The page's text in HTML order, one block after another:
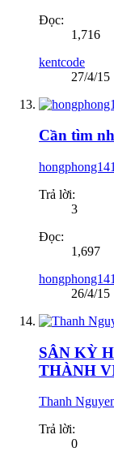
Đọc:
1,716
kentcode
27/4/15
Cần tìm
hongphong141
Trả lời:
3
Đọc:
1,697
hongphong141
26/4/15
SÂN KỲ
THÀNH
Thanh
Trả lời:
0